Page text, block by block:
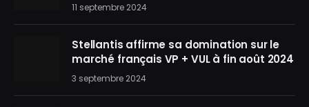
11 septembre 2024
Stellantis affirme sa domination sur le
marché français VP + VUL à fin août 2024
3 septembre 2024